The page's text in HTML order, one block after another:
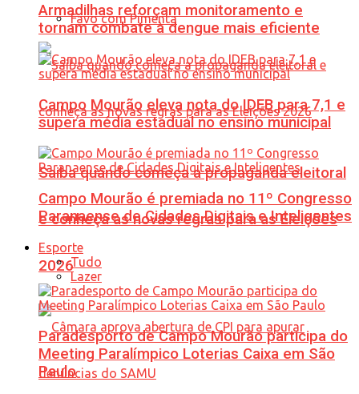
Favo com Pimenta
Saiba quando começa a propaganda eleitoral
e conheça as novas regras para as Eleições
2026
Armadilhas reforçam monitoramento e
tornam combate à dengue mais eficiente
Campo Mourão eleva nota do IDEB para 7,1 e
supera média estadual no ensino municipal
Campo Mourão é premiada no 11º Congresso
Paranaense de Cidades Digitais e Inteligentes
Esporte
Tudo
Lazer
Paradesporto de Campo Mourão participa do
Meeting Paralímpico Loterias Caixa em São
Paulo